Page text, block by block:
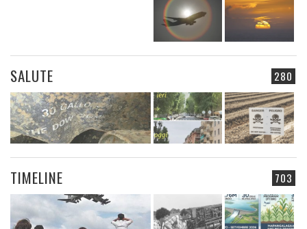
280
SALUTE
703
TIMELINE